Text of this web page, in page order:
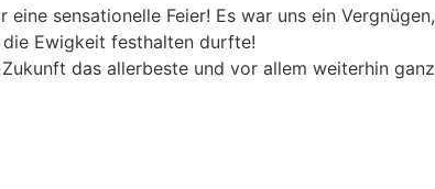
sensationelle Feier! Es war uns ein
Ewigkeit festhalten durfte!
das allerbeste und vor allem weiterhin